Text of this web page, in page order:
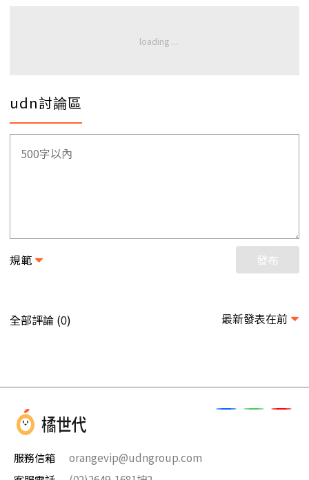
udn討論區
規範 發布
全部評論 (0) 最新發表在前
服務信箱
orangevip@udngroup.com